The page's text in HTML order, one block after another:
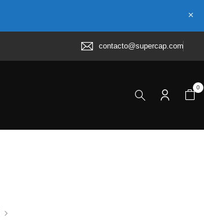
contacto@supercap.com
0